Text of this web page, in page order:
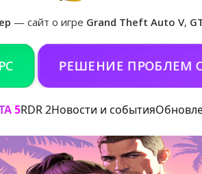
— сайт о игре Grand Theft Auto V,
РЕШЕНИЕ ПРОБЛЕМ С GTA
5RDR 2Новости и события